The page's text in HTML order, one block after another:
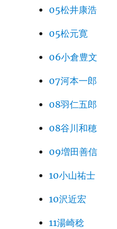
05松井康浩
05松元寛
06小倉豊文
07河本一郎
08羽仁五郎
08谷川和穂
09増田善信
10小山祐士
10沢近宏
11湯崎稔